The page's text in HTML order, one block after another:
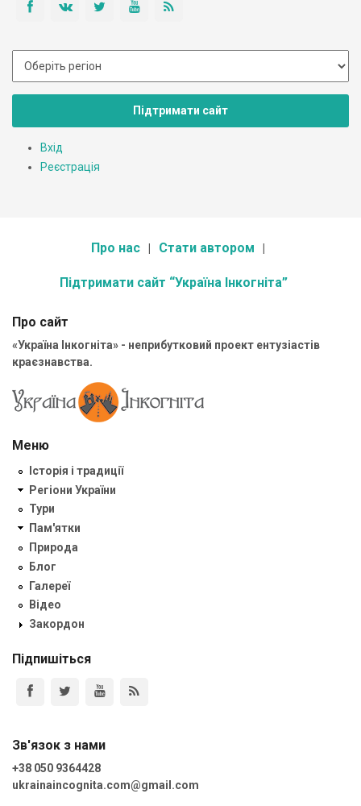
Підтримати сайт
Вхід
Реєстрація
Про нас Стати автором
Підтримати сайт “Україна Інкогніта”
Про сайт
«Україна Інкогніта» - неприбутковий проект ентузіастів
краєзнавства.
Меню
Історія і традиції
Регіони України
Тури
Пам'ятки
Природа
Блог
Галереї
Відео
Закордон
Підпишіться
Зв'язок з нами
+38 050 9364428
ukrainaincognita.com@gmail.com